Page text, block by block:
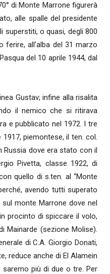
Nazionale
Alpini
di Monte Marrone figurerà
alle spalle del presidente
superstiti, o quasi, degli 800
ferire, all’alba del 31 marzo
del 10 aprile 1944, dal
Gustav; infine alla risalita
il nemico che si ritirava
e pubblicato nel 1972. I tre
1917, piemontese, il ten. col.
Russia dove era stato con il
Pivetta, classe 1922, di
quello di s.ten. al “Monte
avendo tutti superato
monte Marrone dove nel
procinto di spiccare il volo,
Mainarde (sezione Molise).
di C.A. Giorgio Donati,
reduce anche di El Alamein
più di due o tre. Per